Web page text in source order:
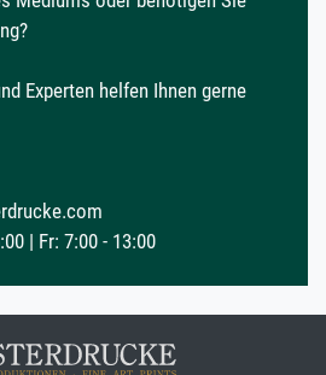
Experten helfen Ihnen gerne
| Fr: 7:00 - 13:00